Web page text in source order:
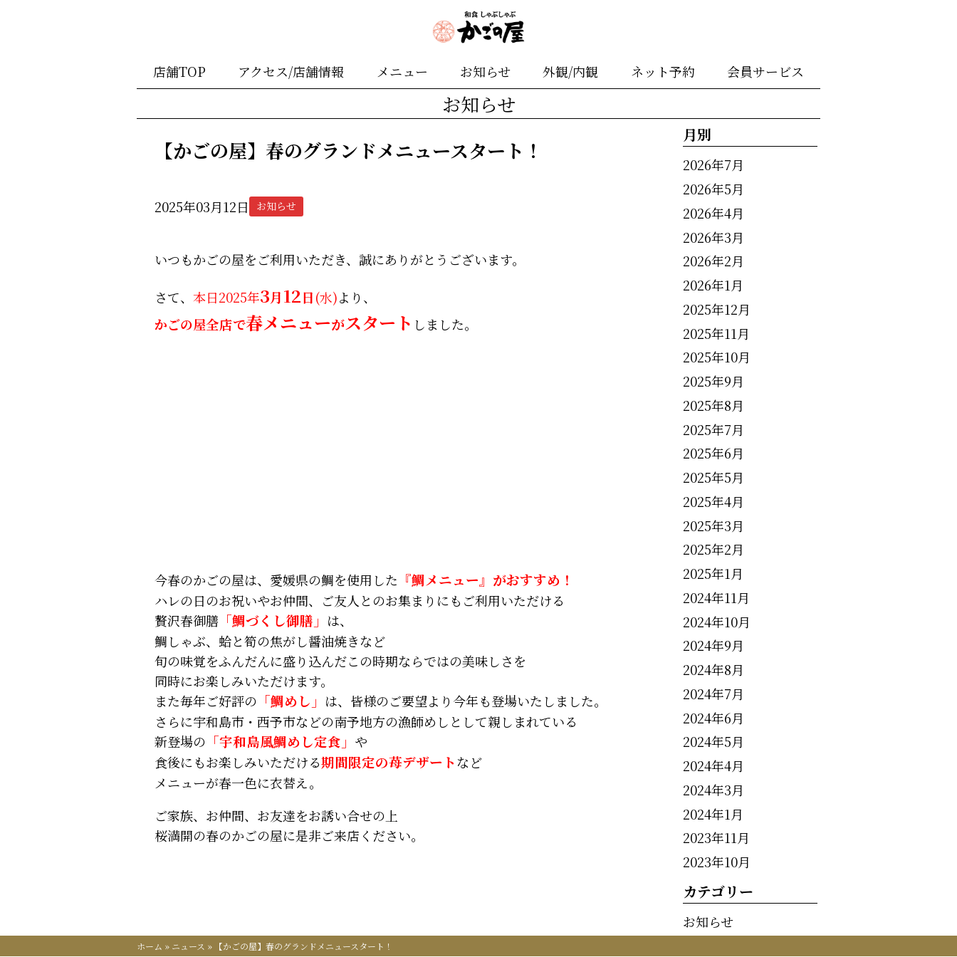
店舗TOP アクセス/店舗情報 メニュー お知らせ 外観/内観 ネット予約 会員サービス
お知らせ
【かごの屋】春のグランドメニュースタート！
2025年03月12日 お知らせ
いつもかごの屋をご利用いただき、誠にありがとうございます。
さて、本日2025年3月12日(水)より、
かごの屋全店で春メニューがスタート しました。
今春のかごの屋は、愛媛県の鯛を使用した 『鯛メニュー』がおすすめ！
ハレの日のお祝いやお仲間、ご友人とのお集まりにもご利用いただける
贅沢春御膳 「鯛づくし御膳」 は、
鯛しゃぶ、蛤と筍の焦がし醤油焼きなど
旬の味覚をふんだんに盛り込んだこの時期ならではの美味しさを
同時にお楽しみいただけます。
また毎年ご好評の 「鯛めし」 は、皆様のご要望より今年も登場いたしました。
さらに宇和島市・西予市などの南予地方の漁師めしとして親しまれている
新登場の 「宇和島風鯛めし定食」 や
食後にもお楽しみいただける期間限定の苺デザート など
メニューが春一色に衣替え。
ご家族、お仲間、お友達をお誘い合せの上
桜満開の春のかごの屋に是非ご来店ください。
月別
2026年7月
2026年5月
2026年4月
2026年3月
2026年2月
2026年1月
2025年12月
2025年11月
2025年10月
2025年9月
2025年8月
2025年7月
2025年6月
2025年5月
2025年4月
2025年3月
2025年2月
2025年1月
2024年11月
2024年10月
2024年9月
2024年8月
2024年7月
2024年6月
2024年5月
2024年4月
2024年3月
2024年1月
2023年11月
2023年10月
カテゴリー
お知らせ
ホーム » ニュース » 【かごの屋】春のグランドメニュースタート！